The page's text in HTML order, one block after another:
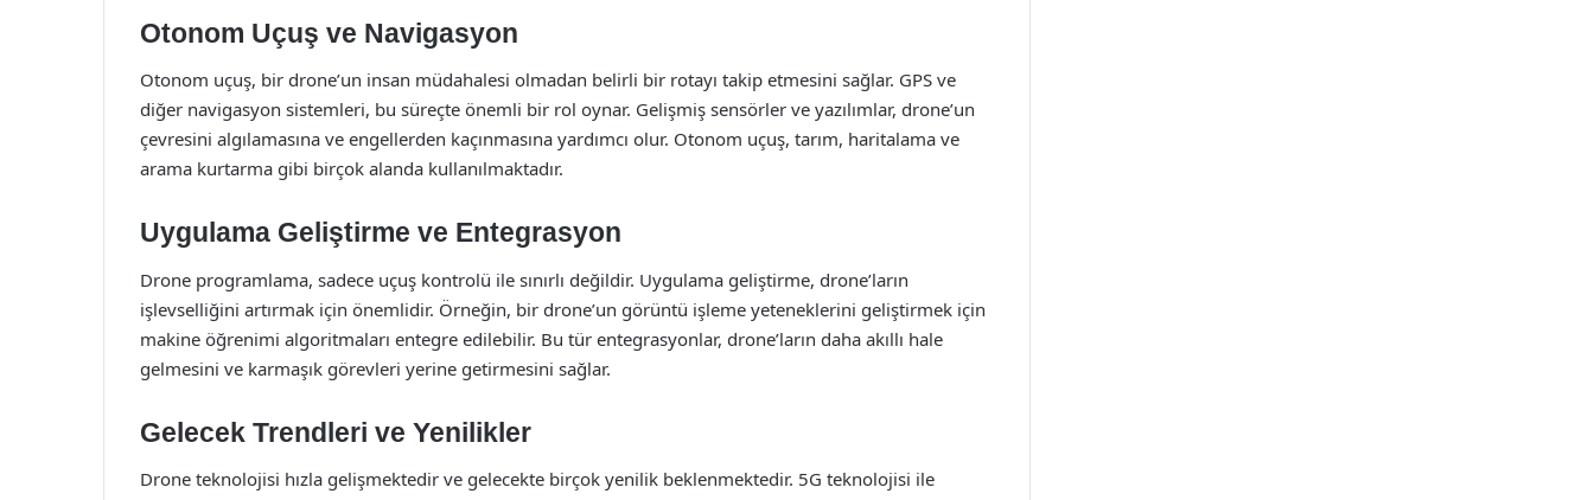
Otonom Uçuş ve Navigasyon
Otonom uçuş, bir drone’un insan müdahalesi olmadan belirli bir rotayı takip etmesini sağlar. GPS ve
diğer navigasyon sistemleri, bu süreçte önemli bir rol oynar. Gelişmiş sensörler ve yazılımlar, drone’un
çevresini algılamasına ve engellerden kaçınmasına yardımcı olur. Otonom uçuş, tarım, haritalama ve
arama kurtarma gibi birçok alanda kullanılmaktadır.
Uygulama Geliştirme ve Entegrasyon
Drone programlama, sadece uçuş kontrolü ile sınırlı değildir. Uygulama geliştirme, drone’ların
işlevselliğini artırmak için önemlidir. Örneğin, bir drone’un görüntü işleme yeteneklerini geliştirmek için
makine öğrenimi algoritmaları entegre edilebilir. Bu tür entegrasyonlar, drone’ların daha akıllı hale
gelmesini ve karmaşık görevleri yerine getirmesini sağlar.
Gelecek Trendleri ve Yenilikler
Drone teknolojisi hızla gelişmektedir ve gelecekte birçok yenilik beklenmektedir. 5G teknolojisi ile